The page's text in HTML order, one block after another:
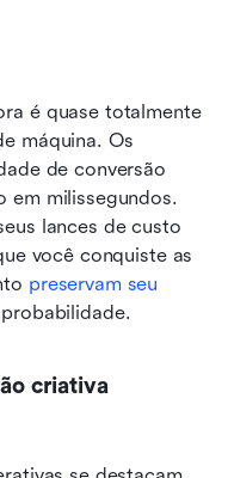
é quase totalmente
máquina. Os
de conversão
em milissegundos.
lances de custo
você conquiste as
preservam seu
criativa